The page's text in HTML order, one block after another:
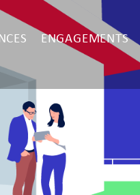
ENGAGEMENTS